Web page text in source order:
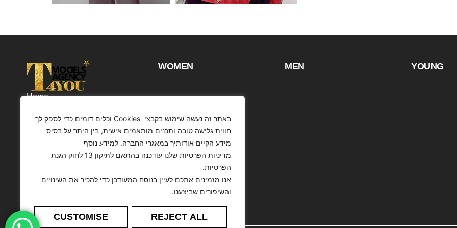
באתר זה נעשה שימוש בקבצי Cookies וכלים דומים כדי לספק לך
חווית גלישה טובה ותכנים מותאמים אישית, בין היתר על בסיס
מידע הקיים אודותיך במאגרי החברה. למידע נוסף
מדיניות הפרטיות שלנו עודכנה בהתאם לתיקון 13 לחוק הגנת
הפרטיות.
אנו מזמינים אתכם לעיין בנוסח המעודכן כדי להכיר את השינויים
והשיפורים שביצענו.
CUSTOMISE REJECT ALL
Home
Customers
Contact
WOMEN MEN YOUNG